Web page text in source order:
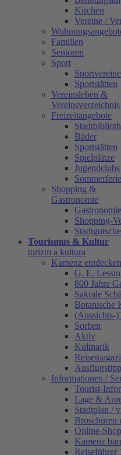
Kirchen
Vereine /
Familien
Senioren
Sport
Sportvereine
Sportstätten
Vereinsleben &
Vereinsverzeichnis
Freizeitangebote
Bäder
Sportstätten
Spielplätze
Jugendclubs
Shopping &
Gastronomie
Shopping-
Tourismus & Kultur
turizm a kultura
Kamenz
G. E.
800 Jahre
Sakrale
Botanische
(Aussichts-
Sorben
Aktiv
Kulinarik
Informationen /
Tourist-
Lage &
Stadtplan /
Broschüren
Online-Shop
Kamenz
Reiseführer